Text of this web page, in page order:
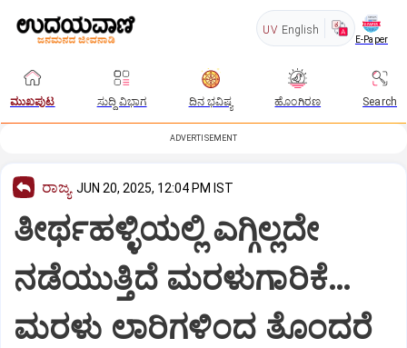
UV English
E-Paper
ಮುಖಪುಟ ಸುದ್ದಿ ವಿಭಾಗ ದಿನ ಭವಿಷ್ಯ ಹೊಂಗಿರಣ Search
ADVERTISEMENT
ರಾಜ್ಯ JUN 20, 2025, 12:04 PM IST
ತೀರ್ಥಹಳ್ಳಿಯಲ್ಲಿ ಎಗ್ಗಿಲ್ಲದೇ
ನಡೆಯುತ್ತಿದೆ ಮರಳುಗಾರಿಕೆ…
ಮರಳು ಲಾರಿಗಳಿಂದ ತೊಂದರೆ